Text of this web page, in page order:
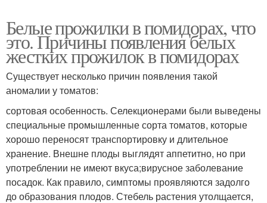
Белые прожилки в помидорах, что
это. Причины появления белых
жестких прожилок в помидорах
Существует несколько причин появления такой
аномалии у томатов:
сортовая особенность. Селекционерами были выведены
специальные промышленные сорта томатов, которые
хорошо переносят транспортировку и длительное
хранение. Внешне плоды выглядят аппетитно, но при
употреблении не имеют вкуса;вирусное заболевание
посадок. Как правило, симптомы проявляются задолго
до образования плодов. Стебель растения утолщается,